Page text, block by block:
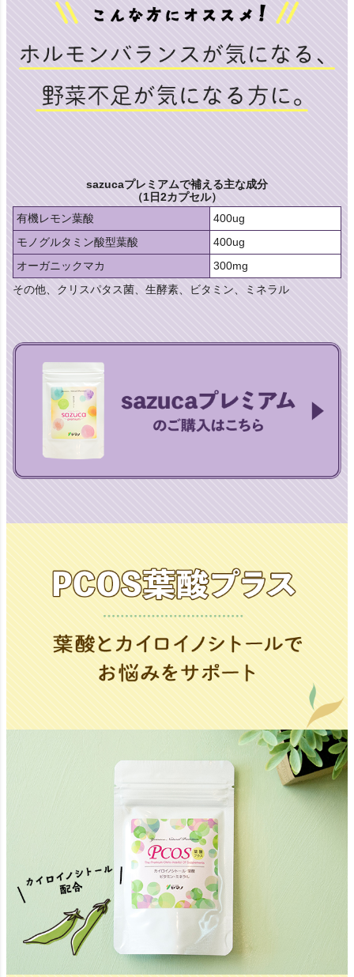
sazucaプレミアムで補える主な成分
（1日2カプセル）
有機レモン葉酸
400ug
モノグルタミン酸型葉酸
400ug
オーガニックマカ
300mg
その他、クリスパタス菌、生酵素、ビタミン、ミネラル